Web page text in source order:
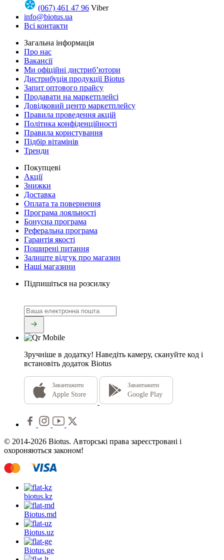
(067) 461 47 96 Viber
info@biotus.ua
Всі контакти
Загальна інформація
Про нас
Вакансії
Ми офіційні дистриб’ютори
Дистрибуція продукції Biotus
Запит оптового прайсу
Продавати на маркетплейсі
Довідковий центр маркетплейсу
Правила проведення акцій
Політика конфіденційності
Правила користування
Підбір вітамінів
Тренди
Покупцеві
Акції
Знижки
Доставка
Оплата та повернення
Програма лояльності
Бонусна програма
Реферальна програма
Гарантія якості
Поширені питання
Залиште відгук про магазин
Наші магазини
Підпишіться на розсилку
Зручніше в додатку! Наведіть камеру, скануйте код і
встановіть додаток Biotus
Завантажити
Apple Store
Завантажити
Google Play
© 2014-2026 Biotus. Авторські права зареєстровані і
охороняються законом!
biotus.kz
Biotus.md
Biotus.uz
Biotus.ge